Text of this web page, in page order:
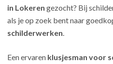
in Lokeren gezocht? Bij
als je op zoek bent naar
schilderwerken.
Een ervaren klusjesman voor